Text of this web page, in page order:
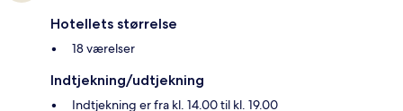
Hotellets størrelse
18 værelser
Indtjekning/udtjekning
Indtjekning er fra kl. 14.00 til kl. 19.00